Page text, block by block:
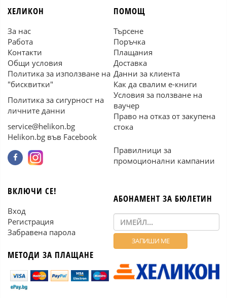
ХЕЛИКОН
За нас
Работа
Контакти
Общи условия
Политика за използване на
"бисквитки"
Политика за сигурност на
личните данни
service@helikon.bg
Helikon.bg във Facebook
ПОМОЩ
Търсене
Поръчка
Плащания
Доставка
Данни за клиента
Как да свалим е-книги
Условия за ползване на
ваучер
Право на отказ от закупена
стока
Правилници за
промоционални кампании
ВКЛЮЧИ СЕ!
Вход
Регистрация
Забравена парола
МЕТОДИ ЗА ПЛАЩАНЕ
АБОНАМЕНТ ЗА БЮЛЕТИН